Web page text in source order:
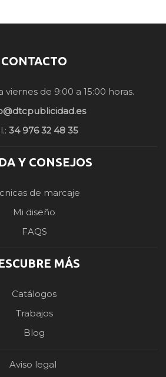
CONTACTO
viernes de 9:00 a 15:00 horas.
34 976 32 48 35
Y CONSEJOS
de marcaje
Mi diseño
FAQS
MÁS
Catálogos
Trabajos
Blog
Aviso legal